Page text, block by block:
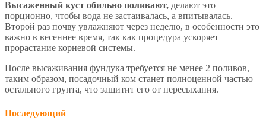
Высаженный куст обильно поливают, делают это
порционно, чтобы вода не застаивалась, а впитывалась.
Второй раз почву увлажняют через неделю, в особенности это
важно в весеннее время, так как процедура ускоряет
прорастание корневой системы.
После высаживания фундука требуется не менее 2 поливов,
таким образом, посадочный ком станет полноценной частью
остального грунта, что защитит его от пересыхания.
Последующий